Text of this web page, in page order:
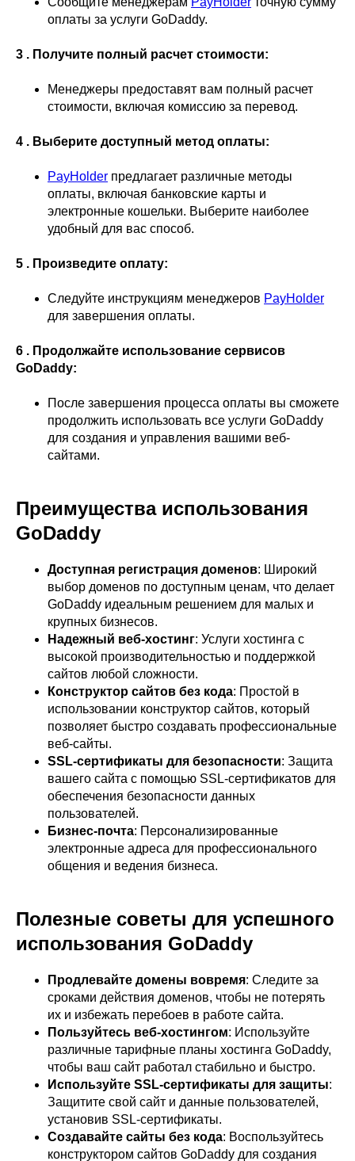
оплаты за услуги GoDaddy.
3 . Получите полный расчет стоимости:
Менеджеры предоставят вам полный расчет
стоимости, включая комиссию за перевод.
4 . Выберите доступный метод оплаты:
PayHolder предлагает различные методы
оплаты, включая банковские карты и
электронные кошельки. Выберите наиболее
удобный для вас способ.
5 . Произведите оплату:
Следуйте инструкциям менеджеров PayHolder
для завершения оплаты.
6 . Продолжайте использование сервисов
GoDaddy:
После завершения процесса оплаты вы сможете
продолжить использовать все услуги GoDaddy
для создания и управления вашими веб-
сайтами.
Преимущества использования
GoDaddy
Доступная регистрация доменов: Широкий
выбор доменов по доступным ценам, что делает
GoDaddy идеальным решением для малых и
крупных бизнесов.
Надежный веб-хостинг: Услуги хостинга с
высокой производительностью и поддержкой
сайтов любой сложности.
Конструктор сайтов без кода: Простой в
использовании конструктор сайтов, который
позволяет быстро создавать профессиональные
веб-сайты.
SSL-сертификаты для безопасности: Защита
вашего сайта с помощью SSL-сертификатов для
обеспечения безопасности данных
пользователей.
Бизнес-почта: Персонализированные
электронные адреса для профессионального
общения и ведения бизнеса.
Полезные советы для успешного
использования GoDaddy
Продлевайте домены вовремя: Следите за
сроками действия доменов, чтобы не потерять
их и избежать перебоев в работе сайта.
Пользуйтесь веб-хостингом: Используйте
различные тарифные планы хостинга GoDaddy,
чтобы ваш сайт работал стабильно и быстро.
Используйте SSL-сертификаты для защиты:
Защитите свой сайт и данные пользователей,
установив SSL-сертификаты.
Создавайте сайты без кода: Воспользуйтесь
конструктором сайтов GoDaddy для создания